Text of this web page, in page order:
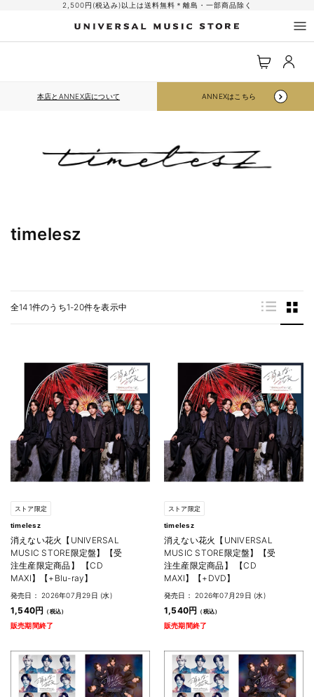
2,500円(税込み)以上は送料無料＊離島・一部商品除く
ー
ロ
グ
イ
ン
本店とANNEX店について ANNEXはこちら
timelesz
全141件のうち1-20件を表示中
ストア限定
timelesz
消えない花火【UNIVERSAL
MUSIC STORE限定盤】【受
注生産限定商品】 【CD
MAXI】【+Blu-ray】
発売日： 2026年07月29日 (水)
1,540円
販売期間終了
ストア限定
timelesz
消えない花火【UNIVERSAL
MUSIC STORE限定盤】【受
注生産限定商品】 【CD
MAXI】【+DVD】
発売日： 2026年07月29日 (水)
1,540円
販売期間終了